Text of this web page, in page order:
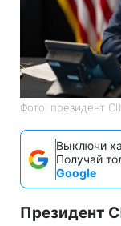
Фото: президент
Выключи
Получай
Google
Президент